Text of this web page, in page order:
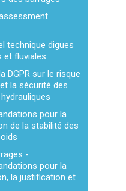
technique digues
et fluviales
DGPR sur le risque
la sécurité des
pour la
de la stabilité des
-
pour la
la justification et